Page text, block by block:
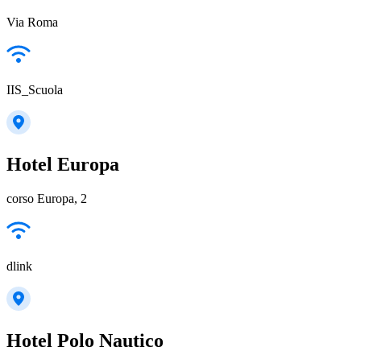
Via Roma
IIS_Scuola
Hotel Europa
corso Europa, 2
dlink
Hotel Polo Nautico